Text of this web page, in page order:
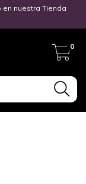
en nuestra Tienda
0